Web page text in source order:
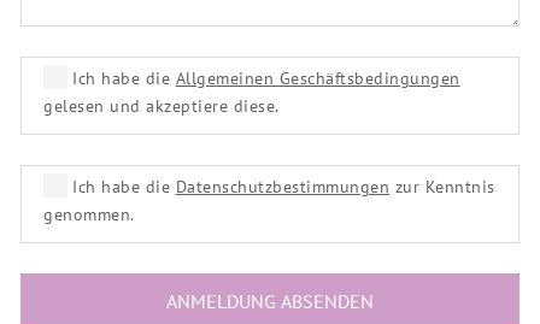
Ich habe die Allgemeinen Geschäftsbedingungen
gelesen und akzeptiere diese.
Ich habe die Datenschutzbestimmungen zur Kenntnis
genommen.